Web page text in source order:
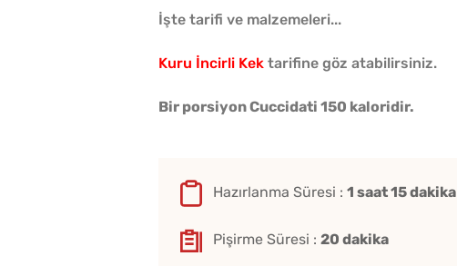
İşte tarifi ve malzemeleri...
Kuru İncirli Kek tarifine göz atabilirsiniz.
Bir porsiyon Cuccidati 150 kaloridir.
Hazırlanma Süresi : 1 saat 15 dakika
Pişirme Süresi : 20 dakika